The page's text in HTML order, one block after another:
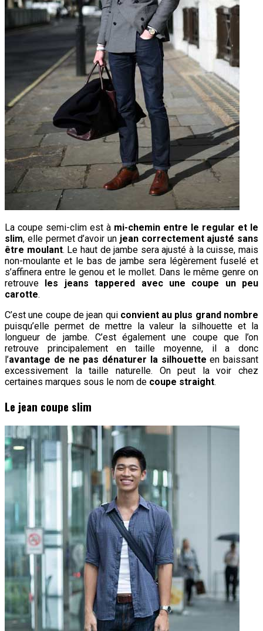
La coupe semi-clim est à mi-chemin entre le regular et le
slim, elle permet d’avoir un jean correctement ajusté sans
être moulant. Le haut de jambe sera ajusté à la cuisse, mais
non-moulante et le bas de jambe sera légèrement fuselé et
s’affinera entre le genou et le mollet. Dans le même genre on
retrouve les jeans tappered avec une coupe un peu
carotte.
C’est une coupe de jean qui convient au plus grand nombre
puisqu’elle permet de mettre la valeur la silhouette et la
longueur de jambe. C’est également une coupe que l’on
retrouve principalement en taille moyenne, il a donc
l’avantage de ne pas dénaturer la silhouette en baissant
excessivement la taille naturelle. On peut la voir chez
certaines marques sous le nom de coupe straight.
Le jean coupe slim